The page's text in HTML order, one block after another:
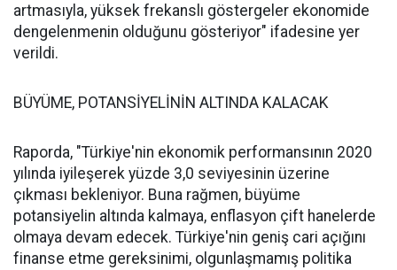
artmasıyla, yüksek frekanslı göstergeler ekonomide
dengelenmenin olduğunu gösteriyor" ifadesine yer
verildi.
BÜYÜME, POTANSİYELİNİN ALTINDA KALACAK
Raporda, "Türkiye'nin ekonomik performansının 2020
yılında iyileşerek yüzde 3,0 seviyesinin üzerine
çıkması bekleniyor. Buna rağmen, büyüme
potansiyelin altında kalmaya, enflasyon çift hanelerde
olmaya devam edecek. Türkiye'nin geniş cari açığını
finanse etme gereksinimi, olgunlaşmamış politika